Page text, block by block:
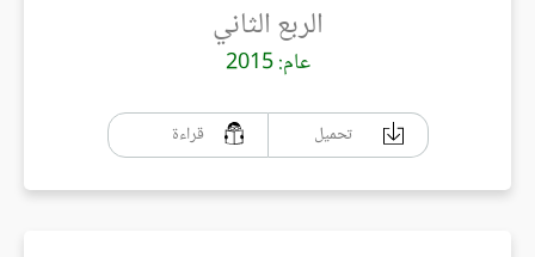
الربع الثاني
عام: 2015
تحميل قراءة